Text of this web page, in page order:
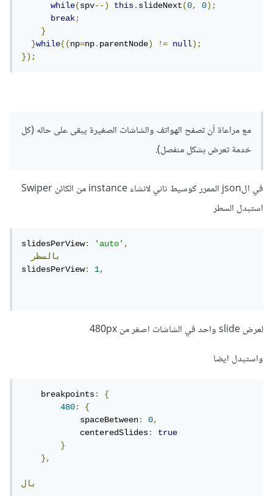
while(spv--) this.slideNext(0, 0);
break;
}
}while((np=np.parentNode) != null);
});
مع مراعاة أن تصفح الهواتف والشاشات الصغيرة يبقى على حاله (كل
خدمة تعرض بشكل منفصل).
في الjson الممرر كوسيط ثاني لانشاء instance من الكائن Swiper
استبدل السطر
slidesPerView: 'auto',
بالسظر
slidesPerView: 1,
لعرض slide واحد في الشاشات اصغر من 480px
واستبدل ايضا
    breakpoints
:
{
480:
{
            spaceBetween
: 0,
            centeredSlides
:
true
}
},
بال